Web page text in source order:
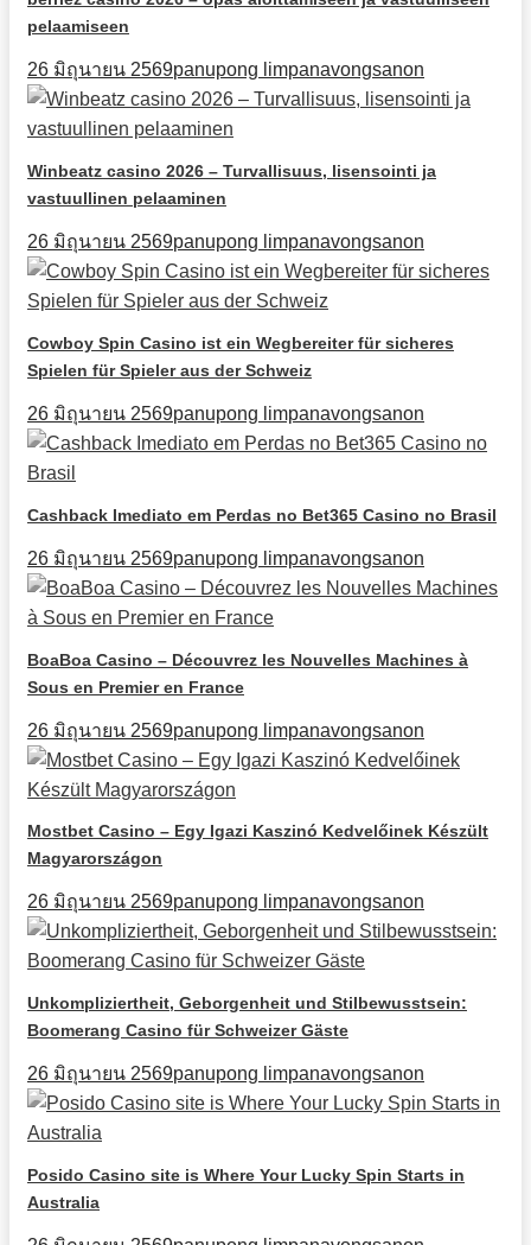
pelaamiseen
26 มิถุนายน 2569panupong limpanavongsanon
Winbeatz casino 2026 – Turvallisuus, lisensointi ja
vastuullinen pelaaminen
26 มิถุนายน 2569panupong limpanavongsanon
Cowboy Spin Casino ist ein Wegbereiter für sicheres
Spielen für Spieler aus der Schweiz
26 มิถุนายน 2569panupong limpanavongsanon
Cashback Imediato em Perdas no Bet365 Casino no Brasil
26 มิถุนายน 2569panupong limpanavongsanon
BoaBoa Casino – Découvrez les Nouvelles Machines à
Sous en Premier en France
26 มิถุนายน 2569panupong limpanavongsanon
Mostbet Casino – Egy Igazi Kaszinó Kedvelőinek Készült
Magyarországon
26 มิถุนายน 2569panupong limpanavongsanon
Unkompliziertheit, Geborgenheit und Stilbewusstsein:
Boomerang Casino für Schweizer Gäste
26 มิถุนายน 2569panupong limpanavongsanon
Posido Casino site is Where Your Lucky Spin Starts in
Australia